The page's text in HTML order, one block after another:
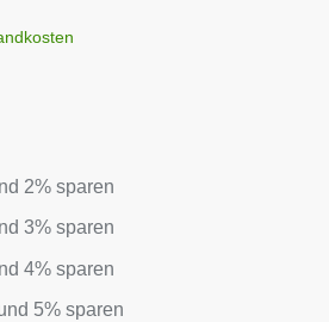
2% sparen
3% sparen
4% sparen
5% sparen